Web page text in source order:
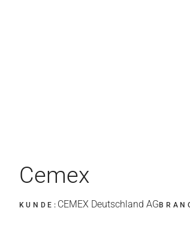
Cemex
KUNDE: CEMEX Deutschland AG